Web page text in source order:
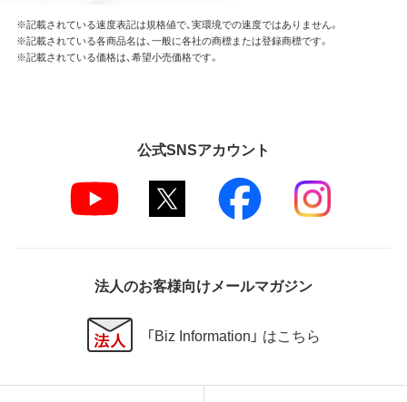
※記載されている速度表記は規格値で、実環境での速度ではありません。
※記載されている各商品名は、一般に各社の商標または登録商標です。
※記載されている価格は、希望小売価格です。
公式SNSアカウント
法人のお客様向けメールマガジン
「Biz Information」 はこちら